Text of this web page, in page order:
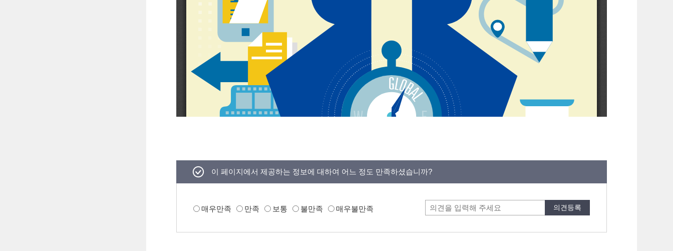
이 페이지에서 제공하는 정보에 대하여 어느 정도 만족하셨습니까?
매우만족 만족 보통 불만족 매우불만족